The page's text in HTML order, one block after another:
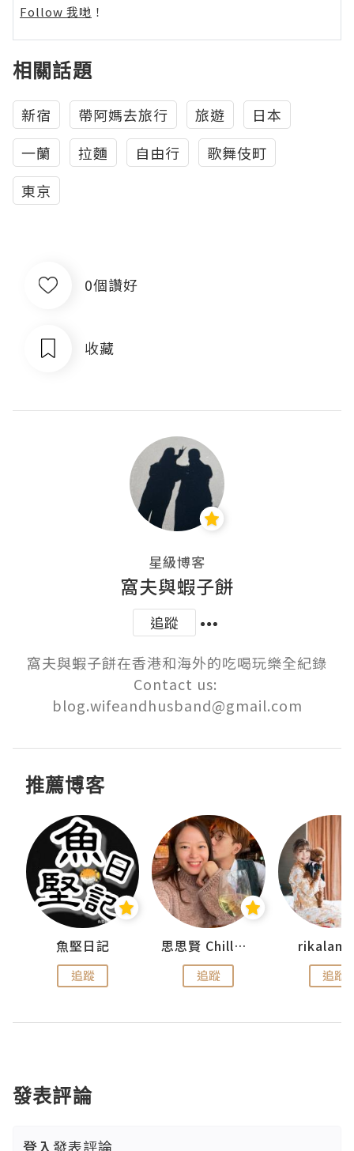
Follow 我哋 ！
相關話題
新宿 帶阿媽去旅行 旅遊
日本
一蘭
拉麵 自由行
歌舞伎町
東京
0個讚好
收藏
星級博客
窩夫與蝦子餅
追蹤
窩夫與蝦子餅在香港和海外的吃喝玩樂全紀錄
Contact us:
blog.wifeandhusband@gmail.com
推薦博客
魚堅日記
追蹤
思思賢 ChillMyBabe
追蹤 追蹤
發表評論
登入發表評論